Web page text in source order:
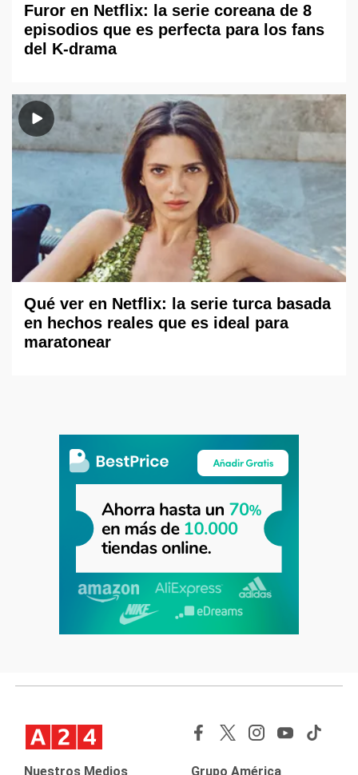
Furor en Netflix: la serie coreana de 8
episodios que es perfecta para los fans
del K-drama
Qué ver en Netflix: la serie turca basada
en hechos reales que es ideal para
maratonear
Nuestros Medios Grupo América